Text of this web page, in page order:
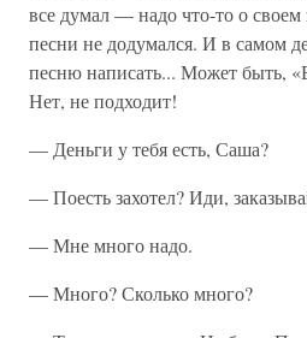
все думал — надо что-то о своем
песни не додумался. И в самом
песню написать... Может быть,
Нет, не подходит!
— Деньги у тебя есть, Саша?
— Поесть захотел? Иди,
— Мне много надо.
— Много? Сколько много?